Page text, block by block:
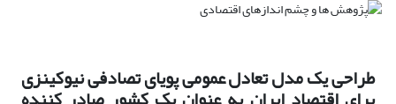
طراحی یک مدل تعادل عمومی پویای تصادفی نیوکینزی